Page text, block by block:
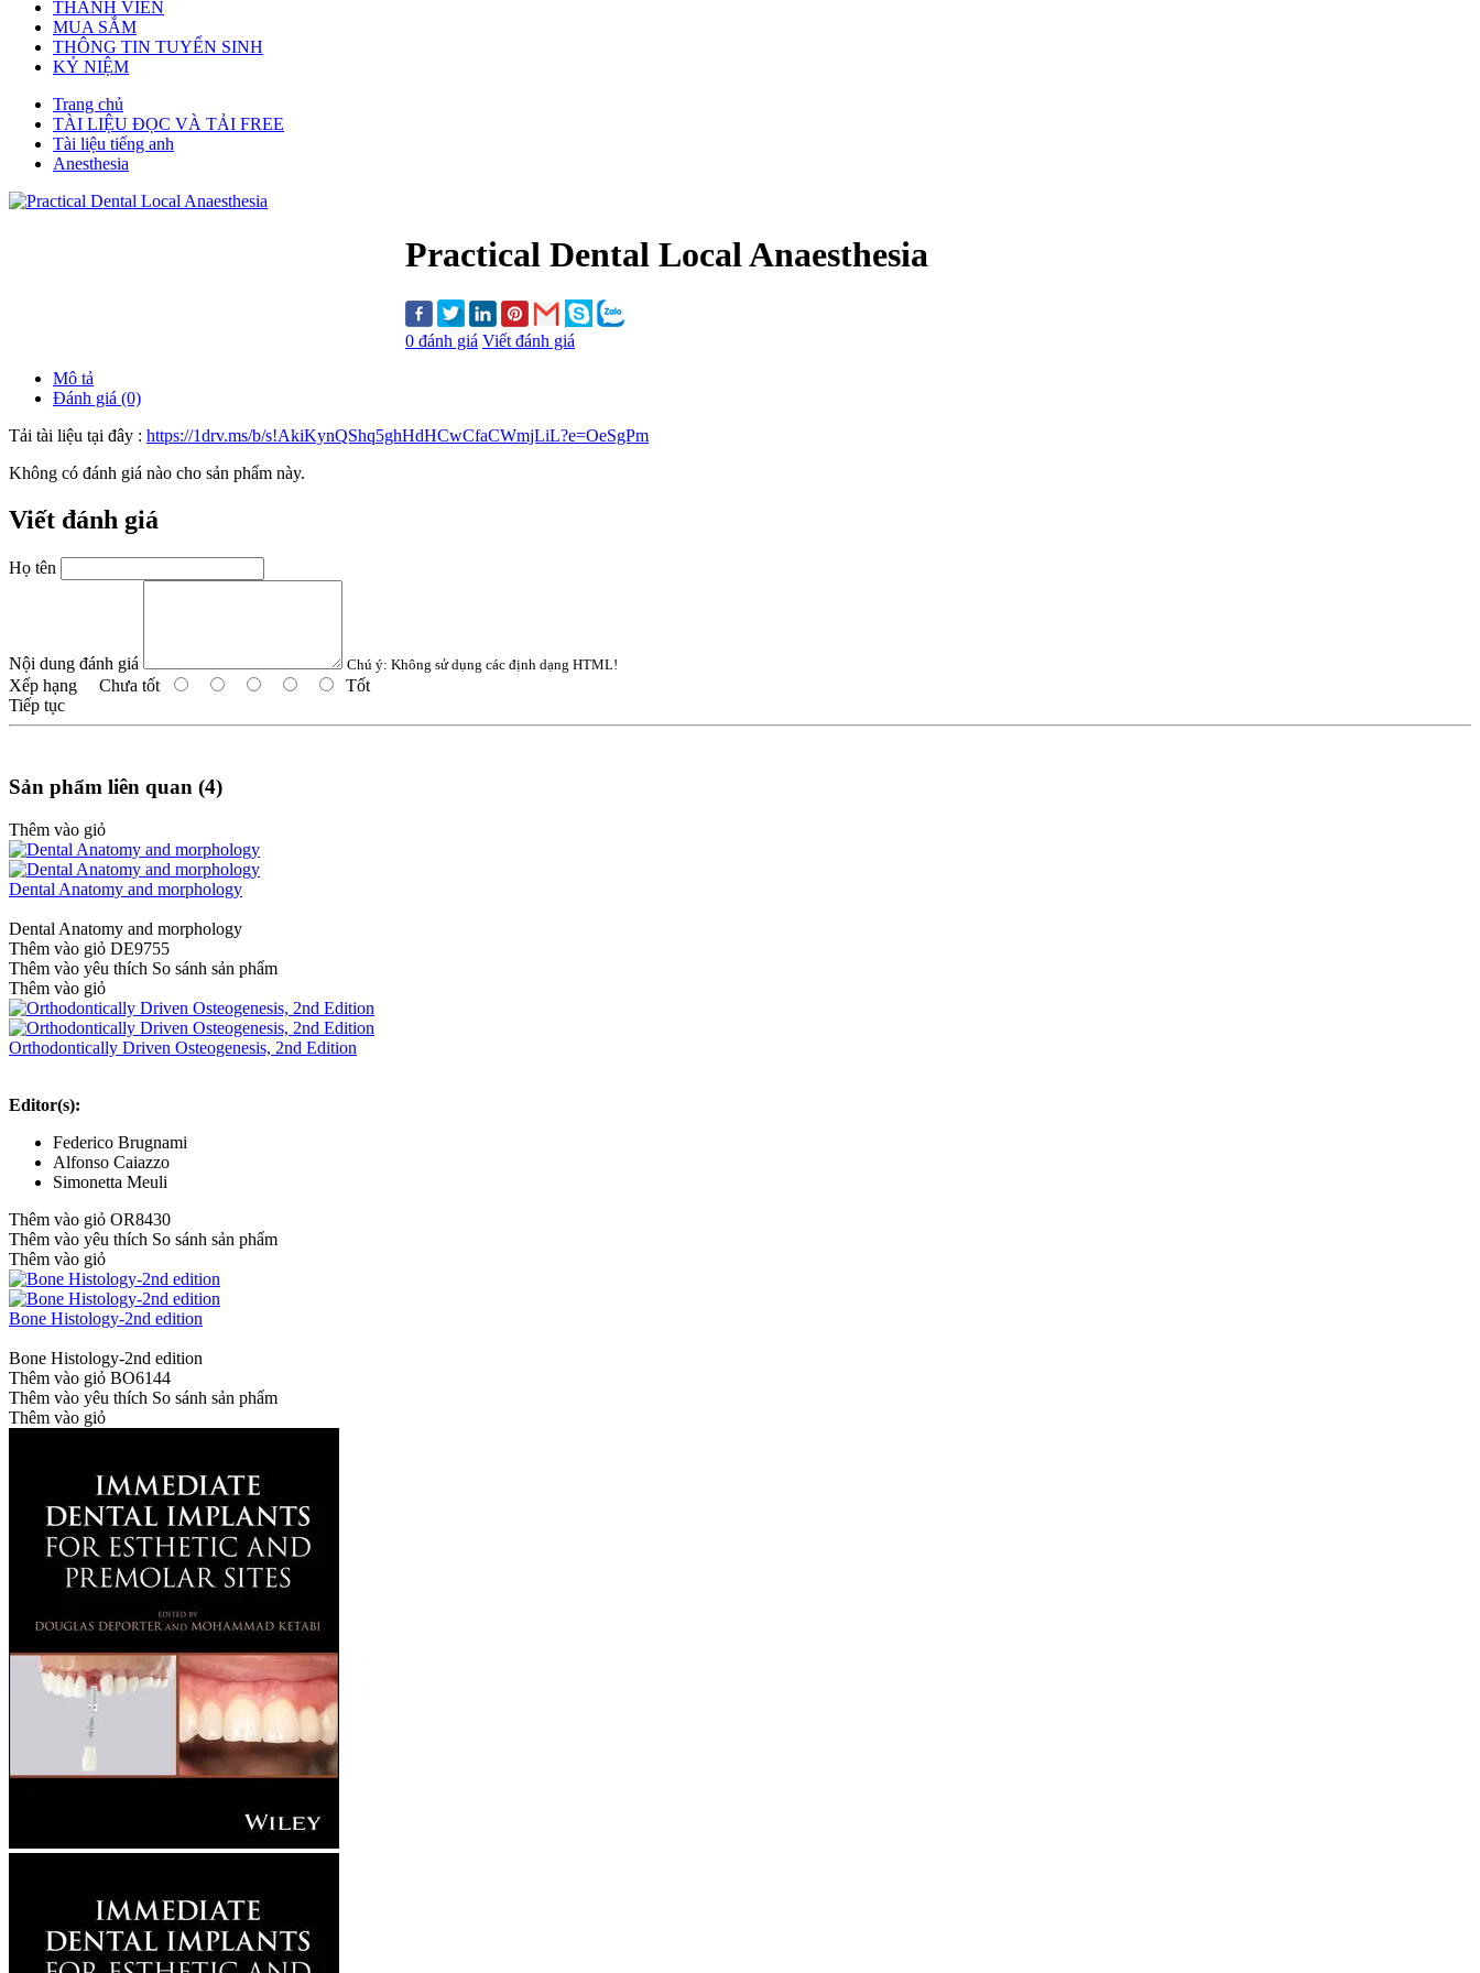
THÀNH VIÊN
MUA SẮM
THÔNG TIN TUYỂN SINH
KỶ NIỆM
Trang chủ
TÀI LIỆU ĐỌC VÀ TẢI FREE
Tài liệu tiếng anh
Anesthesia
Practical Dental Local Anaesthesia
0 đánh giá Viết đánh giá
Mô tả
Đánh giá (0)
Tải tài liệu tại đây : https://1drv.ms/b/s!AkiKynQShq5ghHdHCwCfaCWmjLiL?e=OeSgPm
Không có đánh giá nào cho sản phẩm này.
Viết đánh giá
Họ tên
Nội dung đánh giá Chú ý: Không sử dụng các định dạng HTML!
Xếp hạng Chưa tốt
Tốt
Tiếp tục
Sản phẩm liên quan (4)
Thêm vào giỏ
Dental Anatomy and morphology
Dental Anatomy and morphology
Thêm vào giỏ DE9755
Thêm vào yêu thích So sánh sản phẩm
Thêm vào giỏ
Orthodontically Driven Osteogenesis, 2nd Edition
Editor(s):
Federico Brugnami
Alfonso Caiazzo
Simonetta Meuli
Thêm vào giỏ OR8430
Thêm vào yêu thích So sánh sản phẩm
Thêm vào giỏ
Bone Histology-2nd edition
Bone Histology-2nd edition
Thêm vào giỏ BO6144
Thêm vào yêu thích So sánh sản phẩm
Thêm vào giỏ